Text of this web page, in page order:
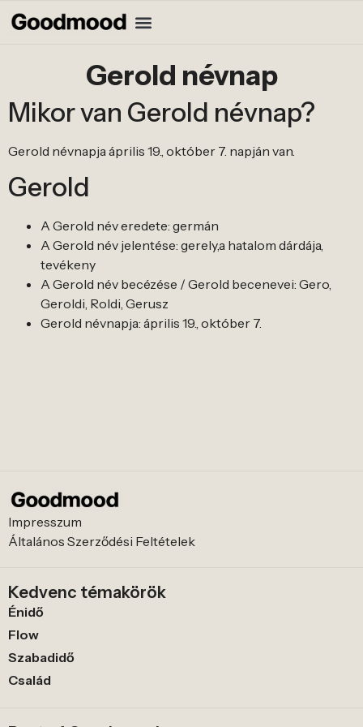
Gerold névnap
Mikor van Gerold névnap?
Gerold névnapja április 19., október 7. napján van.
Gerold
A Gerold név eredete: germán
A Gerold név jelentése: gerely,a hatalom dárdája,
tevékeny
A Gerold név becézése / Gerold becenevei: Gero,
Geroldi, Roldi, Gerusz
Gerold névnapja: április 19., október 7.
Impresszum
Általános Szerződési Feltételek
Kedvenc témakörök
Énidő
Flow
Szabadidő
Család